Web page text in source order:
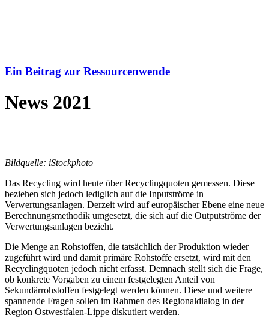
Ein Beitrag zur Ressourcenwende
News 2021
Bildquelle: iStockphoto
Das Recycling wird heute über Recyclingquoten gemessen. Diese
beziehen sich jedoch lediglich auf die Inputströme in
Verwertungsanlagen. Derzeit wird auf europäischer Ebene eine neue
Berechnungsmethodik umgesetzt, die sich auf die Outputströme der
Verwertungsanlagen bezieht.
Die Menge an Rohstoffen, die tatsächlich der Produktion wieder
zugeführt wird und damit primäre Rohstoffe ersetzt, wird mit den
Recyclingquoten jedoch nicht erfasst. Demnach stellt sich die Frage,
ob konkrete Vorgaben zu einem festgelegten Anteil von
Sekundärrohstoffen festgelegt werden können. Diese und weitere
spannende Fragen sollen im Rahmen des Regionaldialog in der
Region Ostwestfalen-Lippe diskutiert werden.